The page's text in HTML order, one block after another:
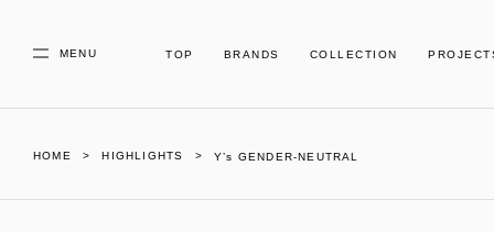
MENU TOP BRANDS COLLECTION
HOME HIGHLIGHTS Y’s GENDER-NEUTRAL